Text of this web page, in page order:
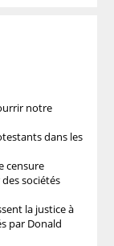
notre
dans les
censure
sociétés
la justice à
par Donald